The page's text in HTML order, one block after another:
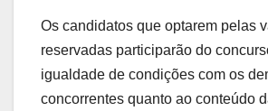
Os candidatos que optarem pelas
reservadas participarão do
igualdade de condições com os
concorrentes quanto ao conteúdo